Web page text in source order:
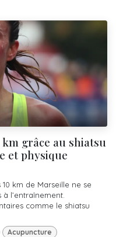
grâce au shiatsu
et physique
km de Marseille ne se
l’entraînement.
comme le shiatsu
Acupuncture